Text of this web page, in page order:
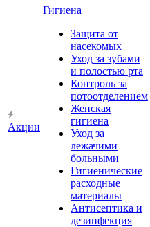
Акции
Гигиена
Защита от
насекомых
Уход за зубами
и полостью рта
Контроль за
потоотделением
Женская
гигиена
Уход за
лежачими
больными
Гигиенические
расходные
материалы
Антисептика и
дезинфекция